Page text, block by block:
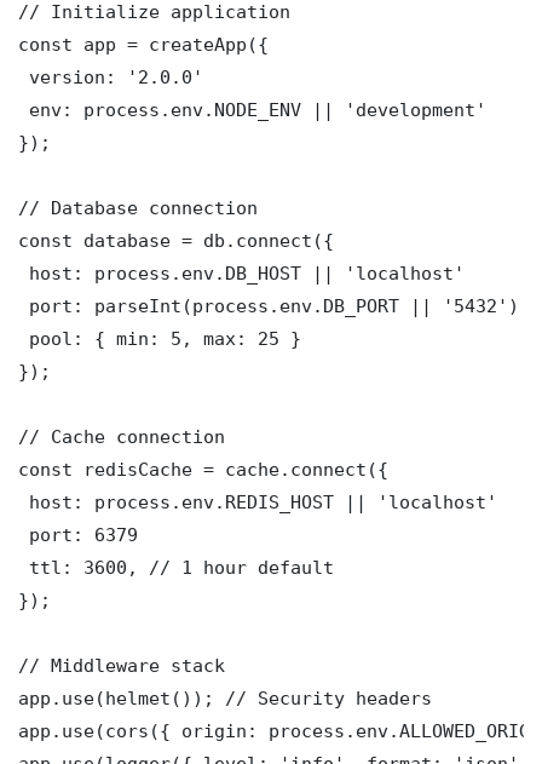
// Initialize application
const app = createApp({
version: '2.0.0'
env: process.env.NODE_ENV || 'development'
});
// Database connection
const database = db.connect({
host: process.env.DB_HOST || 'localhost'
port: parseInt(process.env.DB_PORT || '5432')
pool: { min: 5, max: 25 }
});
// Cache connection
const redisCache = cache.connect({
host: process.env.REDIS_HOST || 'localhost'
port: 6379
ttl: 3600, // 1 hour default
});
// Middleware stack
app.use(helmet()); // Security headers
app.use(cors({ origin: